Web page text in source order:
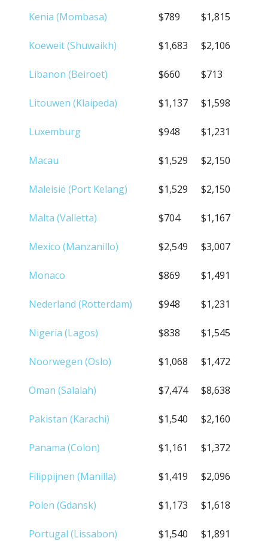
Kenia (Mombasa) $789 $1,815
Koeweit (Shuwaikh) $1,683 $2,106
Libanon (Beiroet) $660 $713
Litouwen (Klaipeda) $1,137 $1,598
Luxemburg $948 $1,231
Macau $1,529 $2,150
Maleisië (Port Kelang) $1,529 $2,150
Malta (Valletta) $704 $1,167
Mexico (Manzanillo) $2,549 $3,007
Monaco $869 $1,491
Nederland (Rotterdam) $948 $1,231
Nigeria (Lagos) $838 $1,545
Noorwegen (Oslo) $1,068 $1,472
Oman (Salalah) $7,474 $8,638
Pakistan (Karachi) $1,540 $2,160
Panama (Colon) $1,161 $1,372
Filippijnen (Manilla) $1,419 $2,096
Polen (Gdansk) $1,173 $1,618
Portugal (Lissabon) $1,540 $1,891